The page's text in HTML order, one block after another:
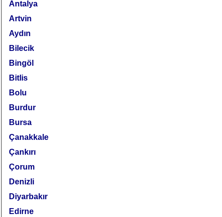
Antalya
Artvin
Aydın
Bilecik
Bingöl
Bitlis
Bolu
Burdur
Bursa
Çanakkale
Çankırı
Çorum
Denizli
Diyarbakır
Edirne